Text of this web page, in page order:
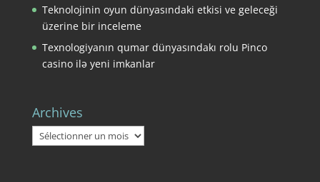
Teknolojinin oyun dünyasındaki etkisi ve geleceği
üzerine bir inceleme
Texnologiyanın qumar dünyasındakı rolu Pinco
casino ilə yeni imkanlar
Archives
Archives